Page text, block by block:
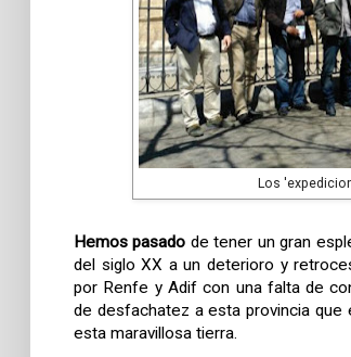
Los
Hemos pasado de tener un gran
del siglo XX a un deterioro y
por Renfe y Adif con una falta de
de desfachatez a esta provincia que
esta maravillosa tierra.